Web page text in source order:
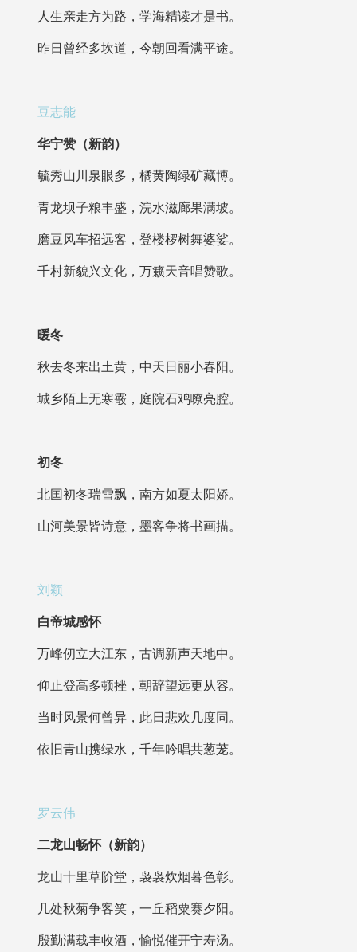
人生亲走方为路，学海精读才是书。
昨日曾经多坎道，今朝回看满平途。
豆志能
华宁赞（新韵）
毓秀山川泉眼多，橘黄陶绿矿藏博。
青龙坝子粮丰盛，浣水滋廊果满坡。
磨豆风车招远客，登楼椤树舞婆娑。
千村新貌兴文化，万籁天音唱赞歌。
暖冬
秋去冬来出土黄，中天日丽小春阳。
城乡陌上无寒霰，庭院石鸡嘹亮腔。
初冬
北囯初冬瑞雪飘，南方如夏太阳娇。
山河美景皆诗意，墨客争将书画描。
刘颖
白帝城感怀
万峰仞立大江东，古调新声天地中。
仰止登高多顿挫，朝辞望远更从容。
当时风景何曾异，此日悲欢几度同。
依旧青山携绿水，千年吟唱共葱茏。
罗云伟
二龙山畅怀（新韵）
龙山十里草阶堂，袅袅炊烟暮色彰。
几处秋菊争客笑，一丘稻粟赛夕阳。
殷勤满载丰收酒，愉悦催开宁寿汤。